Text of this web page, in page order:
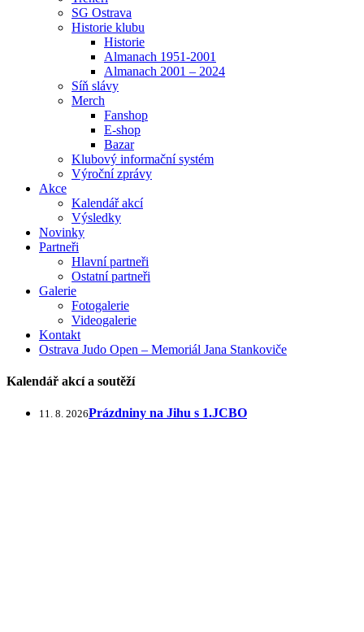
SG Ostrava
Historie klubu
Historie
Almanach 1951-2001
Almanach 2001 – 2024
Síň slávy
Merch
Fanshop
E-shop
Bazar
Klubový informační systém
Výroční zprávy
Akce
Kalendář akcí
Výsledky
Novinky
Partneři
Hlavní partneři
Ostatní partneři
Galerie
Fotogalerie
Videogalerie
Kontakt
Ostrava Judo Open – Memoriál Jana Stankoviče
Kalendář akcí a soutěží
11. 8. 2026Prázdniny na Jihu s 1.JCBO